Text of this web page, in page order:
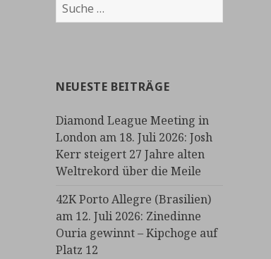
nach:
NEUESTE BEITRÄGE
Diamond League Meeting in
London am 18. Juli 2026: Josh
Kerr steigert 27 Jahre alten
Weltrekord über die Meile
42K Porto Allegre (Brasilien)
am 12. Juli 2026: Zinedinne
Ouria gewinnt – Kipchoge auf
Platz 12